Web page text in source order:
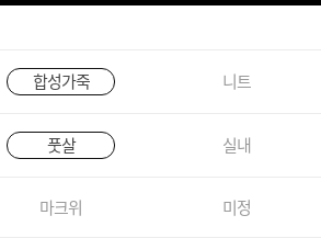
합성가죽 니트
풋살 실내
마크위 미정